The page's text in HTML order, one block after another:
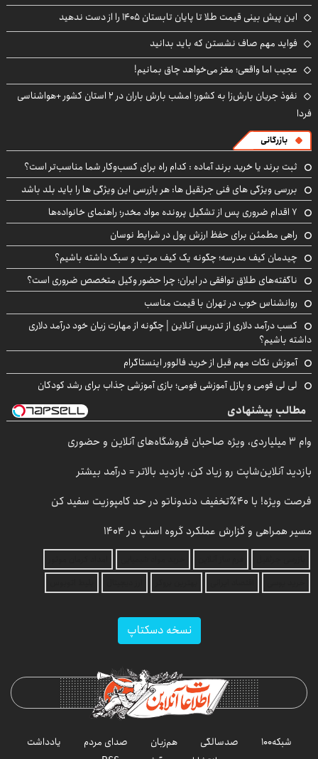
این پیش بینی قیمت طلا تا پایان تابستان ۱۴۰۵ را از دست ندهید
فواید مهم صاف نشستن که باید بدانید
عجیب اما واقعی؛ مغز می‌خواهد چاق بمانیم!
نفوذ جریان بارش‌زا به کشور؛ امشب بارش باران در ۲ استان کشور +هواشناسی
فردا
بازرگانی
ثبت برند یا خرید برند آماده : کدام راه برای کسب‌وکار شما مناسب‌تر است؟
بررسی ویژگی های فنی جرثقیل ها: هر بازرسی این ویژگی ها را باید بلد باشد
۷ اقدام ضروری پس از تشکیل پرونده مواد مخدر؛ راهنمای خانواده‌ها
راهی مطمئن برای حفظ ارزش پول در شرایط نوسان
چیدمان کیف مدرسه؛ چگونه یک کیف مرتب و سبک داشته باشیم؟
ناگفته‌های طلاق توافقی در ایران؛ چرا حضور وکیل متخصص ضروری است؟
روانشناس خوب در تهران با قیمت مناسب
کسب درآمد دلاری از تدریس آنلاین | چگونه از مهارت زبان خود درآمد دلاری
داشته باشیم؟
آموزش نکات مهم قبل از خرید فالوور اینستاگرام
لی لی فومی و پازل آموزشی فومی؛ بازی آموزشی جذاب برای رشد کودکان
مطالب پیشنهادی
وام ۳ میلیاردی، ویژه صاحبان فروشگاه‌های آنلاین و حضوری
بازدید آنلاین‌شاپت رو زیاد کن، بازدید بالاتر = درآمد بیشتر
فرصت ویژه! با 40٪تخفیف دندوناتو در حد کامپوزیت سفید کن
مسیر همراهی و گزارش عملکرد گروه اسنپ در ۱۴۰۴
نسخه دسکتاپ
شبکه۱۰۰ صدسالگی هم‌زبان صدای مردم
یادداشت